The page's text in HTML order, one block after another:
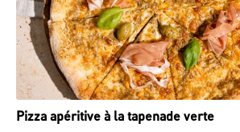
Pizza apéritive à la tapenade verte